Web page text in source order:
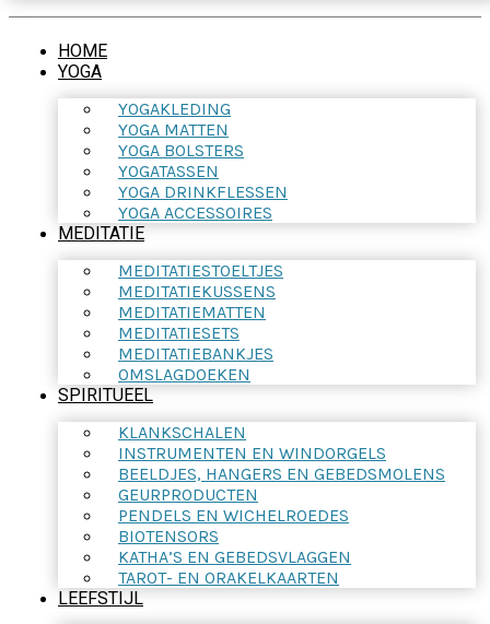
HOME
YOGA
YOGAKLEDING
YOGA MATTEN
YOGA BOLSTERS
YOGATASSEN
YOGA DRINKFLESSEN
YOGA ACCESSOIRES
MEDITATIE
MEDITATIESTOELTJES
MEDITATIEKUSSENS
MEDITATIEMATTEN
MEDITATIESETS
MEDITATIEBANKJES
OMSLAGDOEKEN
SPIRITUEEL
KLANKSCHALEN
INSTRUMENTEN EN WINDORGELS
BEELDJES, HANGERS EN GEBEDSMOLENS
GEURPRODUCTEN
PENDELS EN WICHELROEDES
BIOTENSORS
KATHA’S EN GEBEDSVLAGGEN
TAROT- EN ORAKELKAARTEN
LEEFSTIJL